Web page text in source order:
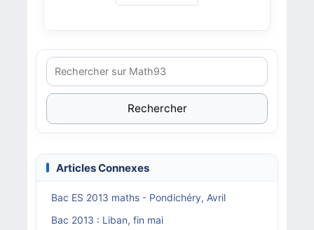
Rechercher
Articles Connexes
Bac ES 2013 maths - Pondichéry, Avril
Bac 2013 : Liban, fin mai